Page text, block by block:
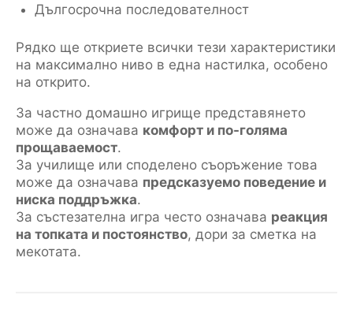
Дългосрочна последователност
Рядко ще откриете всички тези характеристики
на максимално ниво в една настилка, особено
на открито.
За частно домашно игрище представянето
може да означава комфорт и по-голяма
прощаваемост.
За училище или споделено съоръжение това
може да означава предсказуемо поведение и
ниска поддръжка.
За състезателна игра често означава реакция
на топката и постоянство, дори за сметка на
мекотата.